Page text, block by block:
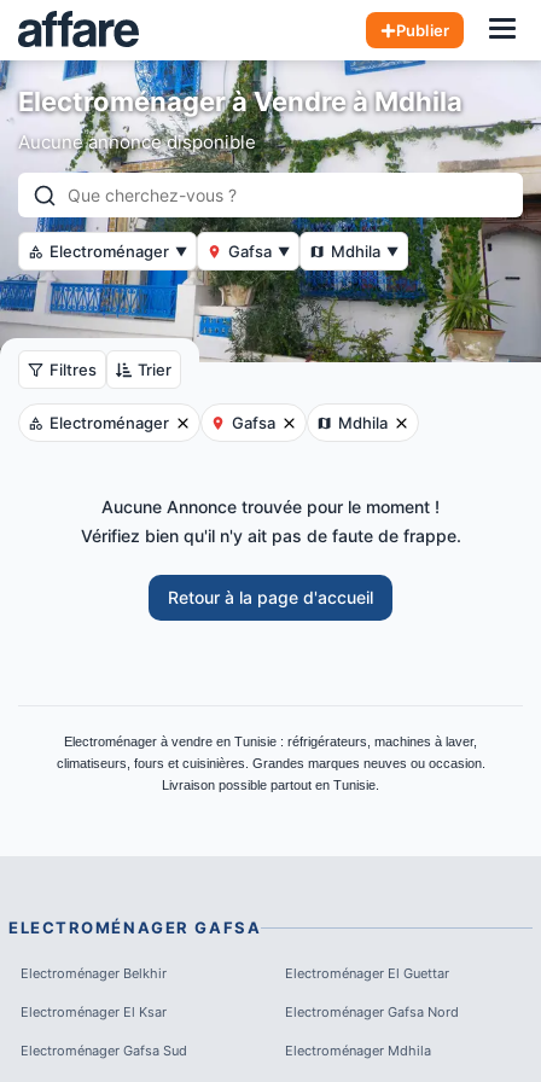
Publier
Electroménager à Vendre à Mdhila
Aucune annonce disponible
Electroménager ▼ Gafsa ▼ Mdhila ▼
Filtres Trier
Electroménager Gafsa Mdhila
Aucune Annonce trouvée pour le moment !
Vérifiez bien qu'il n'y ait pas de faute de frappe.
Retour à la page d'accueil
Electroménager à vendre en Tunisie : réfrigérateurs, machines à laver,
climatiseurs, fours et cuisinières. Grandes marques neuves ou occasion.
Livraison possible partout en Tunisie.
ELECTROMÉNAGER GAFSA
Electroménager Belkhir Electroménager El Guettar
Electroménager El Ksar Electroménager Gafsa Nord
Electroménager Gafsa Sud Electroménager Mdhila